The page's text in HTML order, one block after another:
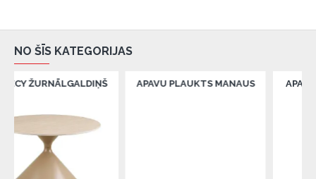
NO ŠĪS KATEGORIJAS
APAVU PLAUKTS MANAUS APAVU PLAUKTS